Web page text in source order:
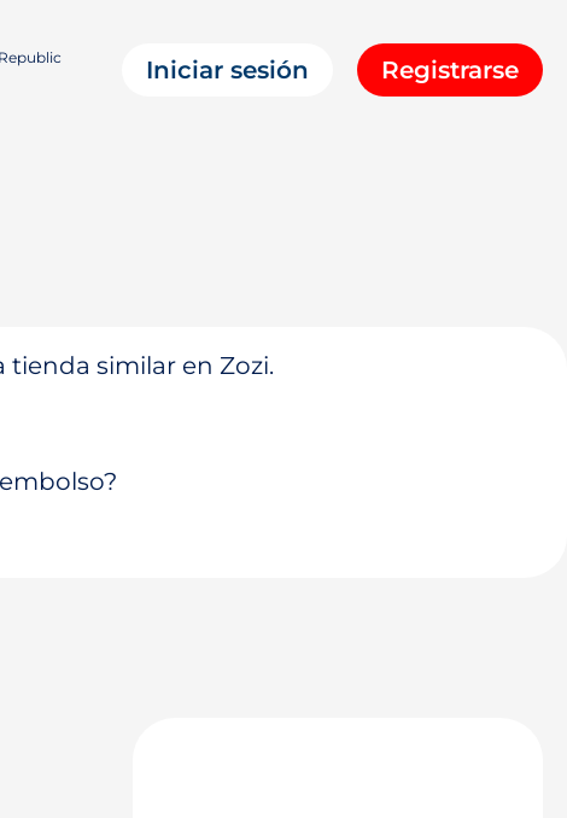
Iniciar sesión Registrarse
tienda similar en Zozi.